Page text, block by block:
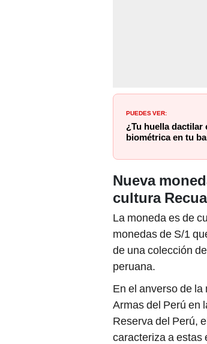
PUEDES VER:
¿Tu huella dactilar
biométrica en tu
Nueva
cultura
La moneda es de
monedas de S/1
de una colección
peruana.
En el anverso de
Armas del Perú en
Reserva del Perú,
caracteriza a estas